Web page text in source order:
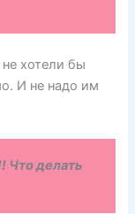
хотели бы
И не надо им
Что делать